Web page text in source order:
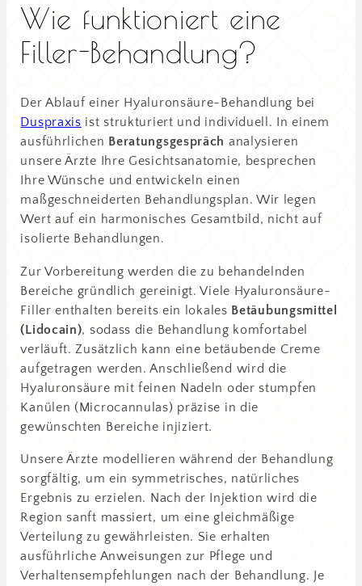
Wie funktioniert eine
Filler-Behandlung?
Der Ablauf einer Hyaluronsäure-Behandlung bei
Duspraxis ist strukturiert und individuell. In einem
ausführlichen Beratungsgespräch analysieren
unsere Ärzte Ihre Gesichtsanatomie, besprechen
Ihre Wünsche und entwickeln einen
maßgeschneiderten Behandlungsplan. Wir legen
Wert auf ein harmonisches Gesamtbild, nicht auf
isolierte Behandlungen.
Zur Vorbereitung werden die zu behandelnden
Bereiche gründlich gereinigt. Viele Hyaluronsäure-
Filler enthalten bereits ein lokales Betäubungsmittel
(Lidocain), sodass die Behandlung komfortabel
verläuft. Zusätzlich kann eine betäubende Creme
aufgetragen werden. Anschließend wird die
Hyaluronsäure mit feinen Nadeln oder stumpfen
Kanülen (Microcannulas) präzise in die
gewünschten Bereiche injiziert.
Unsere Ärzte modellieren während der Behandlung
sorgfältig, um ein symmetrisches, natürliches
Ergebnis zu erzielen. Nach der Injektion wird die
Region sanft massiert, um eine gleichmäßige
Verteilung zu gewährleisten. Sie erhalten
ausführliche Anweisungen zur Pflege und
Verhaltensempfehlungen nach der Behandlung. Je